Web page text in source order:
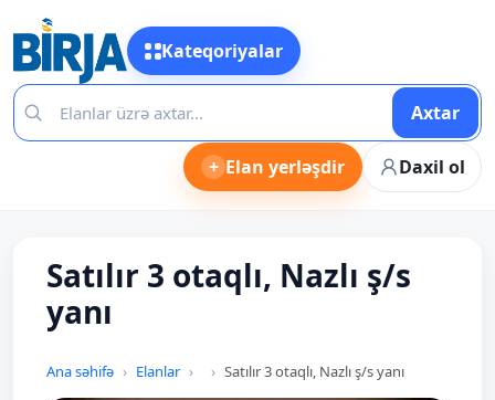
Kateqoriyalar
Axtar
+ Elan yerləşdir Daxil ol
Satılır 3 otaqlı, Nazlı ş/s
yanı
Ana səhifə Elanlar Satılır 3 otaqlı, Nazlı ş/s yanı